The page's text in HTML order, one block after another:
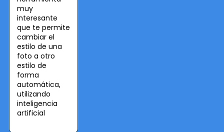
muy
interesante
que te permite
cambiar el
estilo de una
foto a otro
estilo de
forma
automática,
utilizando
inteligencia
artificial